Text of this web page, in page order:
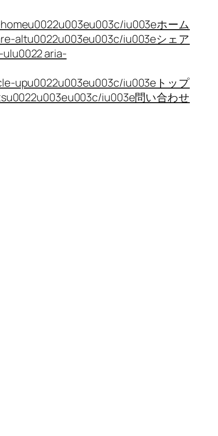
iu003eホーム
altu0022u003eu003c/iu003eシェア
aria-
upu0022u003eu003c/iu003eトップ
iu003e問い合わせ